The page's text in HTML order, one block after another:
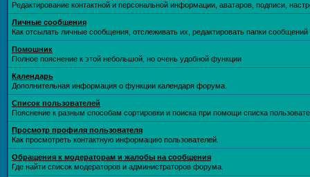
Редактирование контактной и персональной информации, аватаров, подписи,
Личные сообщения
Как отсылать личные сообщения, отслеживать их, редактировать папки
Помошник
Полное пояснение к этой небольшой, но очень удобной функции
Календарь
Дополнительная информация о функции календаря форума.
Список пользователей
Пояснение к разным способам сортировки и поиска при помощи списка
Просмотр профиля пользователя
Как просмотреть контактную информацию пользователей.
Обращения к модераторам и жалобы на сообщения
Где найти список модераторов и администраторов форума.